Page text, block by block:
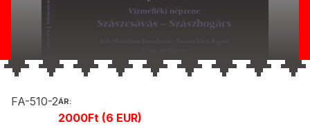
FA-510-2ÁR:
2000Ft (6 EUR)